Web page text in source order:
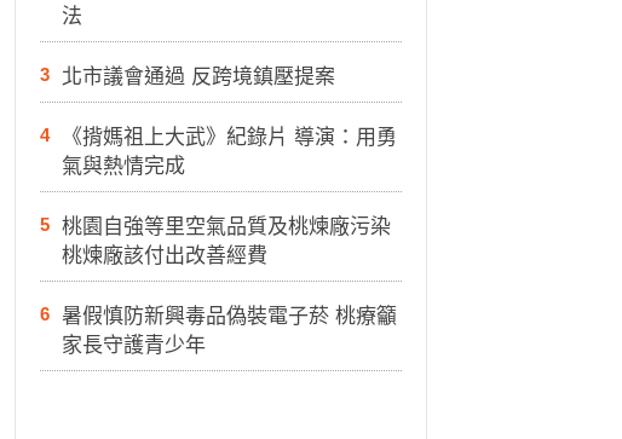
法
3 北市議會通過 反跨境鎮壓提案
4
《揹媽祖上大武》紀錄片 導演：用勇
氣與熱情完成
5
桃園自強等里空氣品質及桃煉廠污染
桃煉廠該付出改善經費
6
暑假慎防新興毒品偽裝電子菸 桃療籲
家長守護青少年